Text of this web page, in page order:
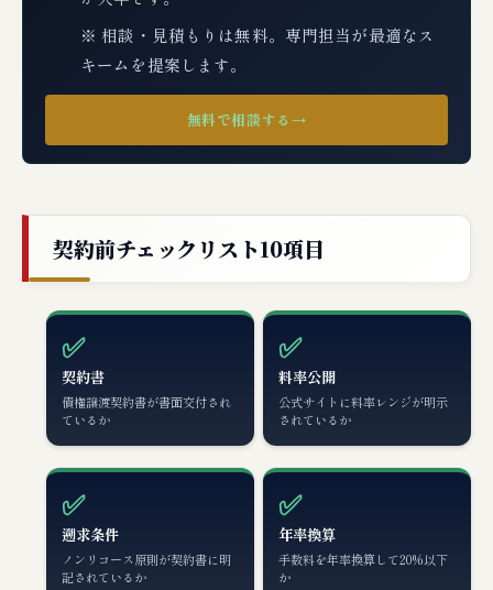
※ 相談・見積もりは無料。専門担当が最適なス
キームを提案します。
無料で相談する →
契約前チェックリスト10項目
✅
契約書
債権譲渡契約書が書面交付され
ているか
✅
料率公開
公式サイトに料率レンジが明示
されているか
✅
遡求条件
ノンリコース原則が契約書に明
記されているか
✅
年率換算
手数料を年率換算して20%以下
か